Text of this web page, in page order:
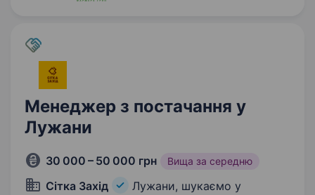
Менеджер з постачання у
Лужани
30 000 – 50 000 грн Вища за середню
Сітка Захід
Лужани, шукаємо у